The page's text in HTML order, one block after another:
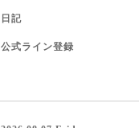
日記
公式ライン登録